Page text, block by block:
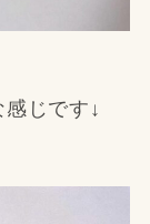
じです↓